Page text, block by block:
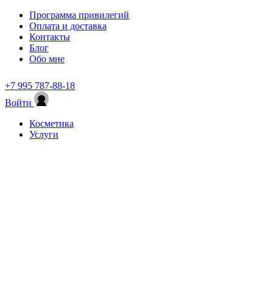
Программа привилегий
Оплата и доставка
Контакты
Блог
Обо мне
+7 995 787-88-18
Войти
Косметика
Услуги